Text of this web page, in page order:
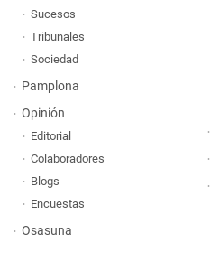
Sucesos
Tribunales
Sociedad
Pamplona
Opinión
Editorial
Colaboradores
Blogs
Encuestas
Osasuna